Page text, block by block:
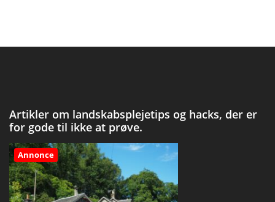
Artikler om landskabsplejetips og hacks, der er
for gode til ikke at prøve.
Annonce